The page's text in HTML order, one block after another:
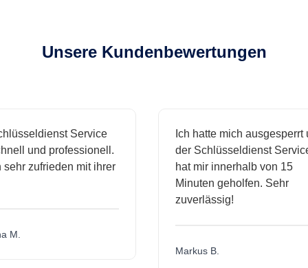
Unsere Kundenbewertungen
Service
und professionell.
zufrieden mit ihrer
Ich hatte mich ausgesperrt und
der Schlüsseldienst Service
hat mir innerhalb von 15
Minuten geholfen. Sehr
zuverlässig!
Markus B.